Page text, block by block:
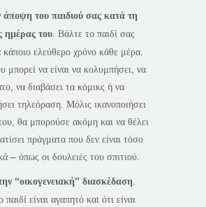
άποψη του παιδιού σας κατά τη
ημέρας του. Βάλτε το παιδί σας
κάποιο ελεύθερο χρόνο κάθε μέρα.
μπορεί να είναι να κολυμπήσει, να
να διαβάσει τα κόμικς ή να
τηλεόραση. Μόλις ικανοποιήσει
θα μπορούσε ακόμη και να θέλει
πράγματα που δεν είναι τόσο
– όπως οι δουλειές του σπιτιού.
“οικογενειακή” διασκέδαση.
παιδί είναι αγαπητό και ότι είναι